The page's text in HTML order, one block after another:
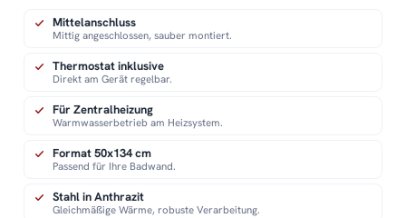
Mittelanschluss
Mittig angeschlossen, sauber montiert.
Thermostat inklusive
Direkt am Gerät regelbar.
Für Zentralheizung
Warmwasserbetrieb am Heizsystem.
Format 50x134 cm
Passend für Ihre Badwand.
Stahl in Anthrazit
Gleichmäßige Wärme, robuste Verarbeitung.